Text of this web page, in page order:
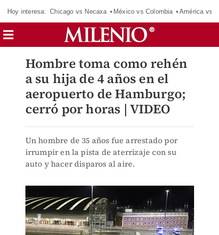
Hoy interesa: Chicago vs Necaxa México vs Colombia América vs
Hombre toma como rehén
a su hija de 4 años en el
aeropuerto de Hamburgo;
cerró por horas | VIDEO
Un hombre de 35 años fue arrestado por
irrumpir en la pista de aterrizaje con su
auto y hacer disparos al aire.